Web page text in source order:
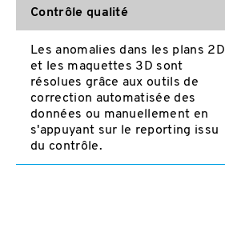
Contrôle qualité
Les anomalies dans les plans 2D
et les maquettes 3D sont
résolues grâce aux outils de
correction automatisée des
données ou manuellement en
s'appuyant sur le reporting issu
du contrôle.